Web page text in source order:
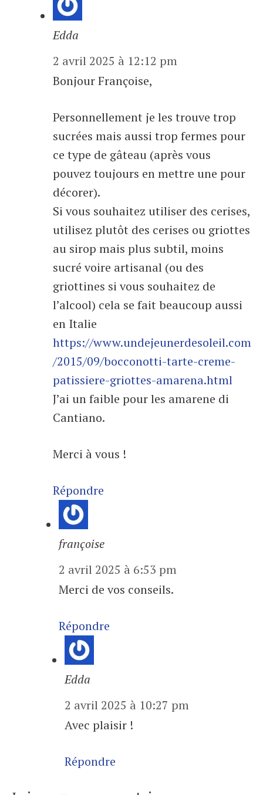
Edda
2 avril 2025 à 12:12 pm
Bonjour Françoise,
Personnellement je les trouve trop
sucrées mais aussi trop fermes pour
ce type de gâteau (après vous
pouvez toujours en mettre une pour
décorer).
Si vous souhaitez utiliser des cerises,
utilisez plutôt des cerises ou griottes
au sirop mais plus subtil, moins
sucré voire artisanal (ou des
griottines si vous souhaitez de
l’alcool) cela se fait beaucoup aussi
en Italie
https://www.undejeunerdesoleil.com
/2015/09/bocconotti-tarte-creme-
patissiere-griottes-amarena.html
J’ai un faible pour les amarene di
Cantiano.
Merci à vous !
Répondre
françoise
2 avril 2025 à 6:53 pm
Merci de vos conseils.
Répondre
Edda
2 avril 2025 à 10:27 pm
Avec plaisir !
Répondre